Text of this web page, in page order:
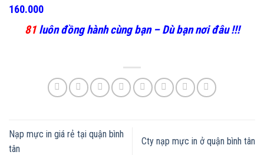
160.000
81luôn đồng hành cùng bạn – Dù bạn nơi đâu !!!
Nạp mực in giá rẻ tại quận bình
tân
Cty nạp mực in ở quận bình tân